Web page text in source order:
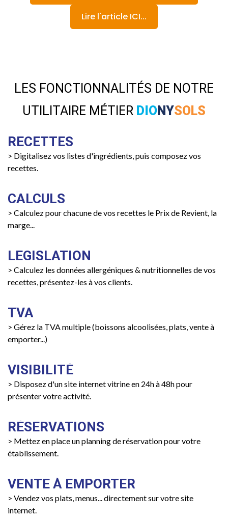
Lire l'article ICI...
LES FONCTIONNALITÉS DE NOTRE
UTILITAIRE MÉTIER DIONYSOLS
RECETTES
> Digitalisez vos listes d'ingrédients, puis composez vos
recettes.
CALCULS
> Calculez pour chacune de vos recettes le Prix de Revient, la
marge...
LEGISLATION
> Calculez les données allergéniques & nutritionnelles de vos
recettes, présentez-les à vos clients.
TVA
> Gérez la TVA multiple (boissons alcoolisées, plats, vente à
emporter...)
VISIBILITÉ
> Disposez d'un site internet vitrine en 24h à 48h pour
présenter votre activité.
RÉSERVATIONS
> Mettez en place un planning de réservation pour votre
établissement.
VENTE À EMPORTER
> Vendez vos plats, menus... directement sur votre site
internet.